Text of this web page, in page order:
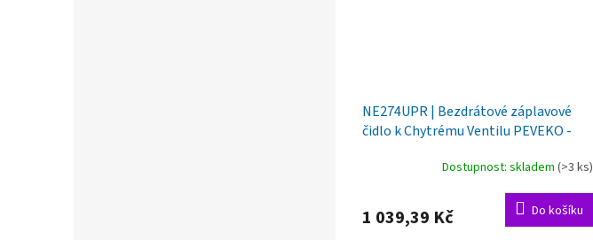
NE274UPR | Bezdrátové záplavové
čidlo k Chytrému Ventilu PEVEKO -
Dostupnost: skladem (>3 ks)
1 039,39 Kč Do košíku